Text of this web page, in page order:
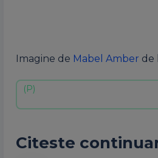
Imagine de Mabel Amber de
Citeste